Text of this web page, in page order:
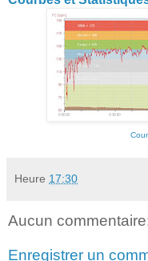
Heure 17:30
Aucun
Enregistrer un